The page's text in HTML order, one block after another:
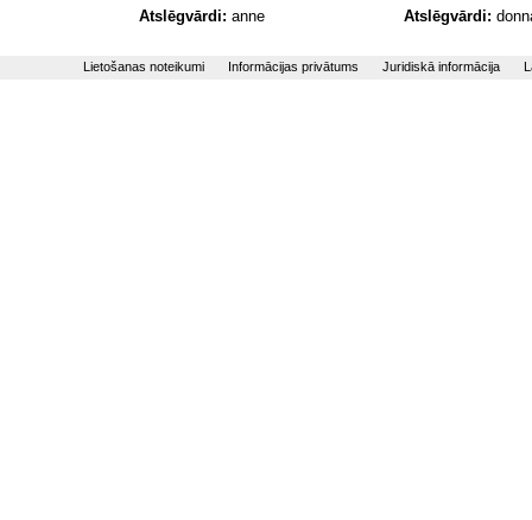
Atslēgvārdi: anne Atslēgvārdi:
Lietošanas noteikumi Informācijas privātums Juridiskā informācija